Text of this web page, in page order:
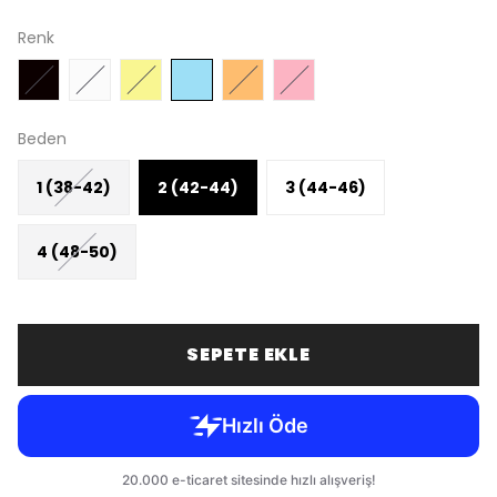
Renk
Beden
1 (38-42) 2 (42-44) 3 (44-46)
4 (48-50)
SEPETE EKLE